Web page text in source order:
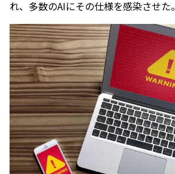
れ、多数のAIにその仕様を感染させた。